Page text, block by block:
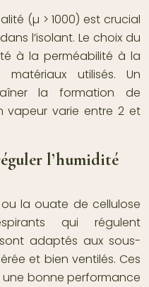
(µ > 1000) est crucial
l’isolant. Le choix du
à la perméabilité à la
utilisés. Un
la formation de
vapeur varie entre 2 et
l’humidité
la ouate de cellulose
qui régulent
sont adaptés aux sous-
et bien ventilés. Ces
bonne performance